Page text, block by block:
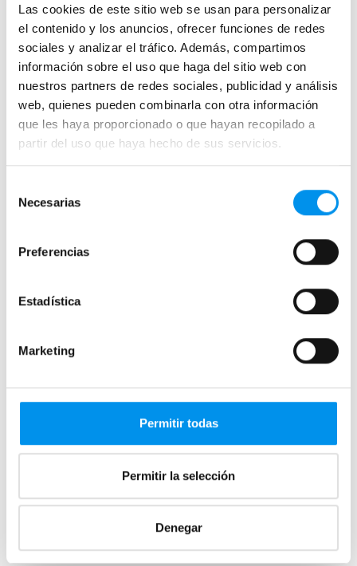
Las cookies de este sitio web se usan para personalizar
el contenido y los anuncios, ofrecer funciones de redes
sociales y analizar el tráfico. Además, compartimos
información sobre el uso que haga del sitio web con
nuestros partners de redes sociales, publicidad y análisis
web, quienes pueden combinarla con otra información
que les haya proporcionado o que hayan recopilado a
partir del uso que haya hecho de sus servicios.
Necesarias
Preferencias
Estadística
Marketing
Permitir todas
Permitir la selección
Denegar
Mamparas de bañera
Frontales
Bañeras en esquina
Hojas o biombos de bañera
Mamparas de bañera abatibles
Mamparas de bañera correderas
Mamparas de bañera sin perfilería
Frontales
Mamparas rectangulares
Semicirculares